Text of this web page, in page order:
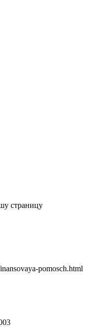
страницу
pomosch.html